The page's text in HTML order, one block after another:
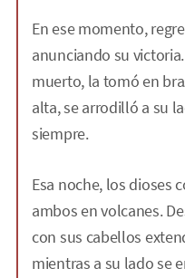
En ese momento,
anunciando su
muerto, la tomó en
alta, se arrodilló a su
siempre.
Esa noche, los dioses
ambos en volcanes.
con sus cabellos
mientras a su lado se